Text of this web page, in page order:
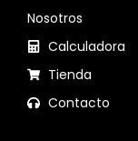
Nosotros
Calculadora
Tienda
Contacto